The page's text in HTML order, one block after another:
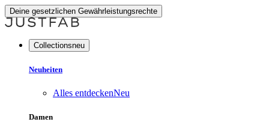
Deine gesetzlichen Gewährleistungsrechte
Collectionsneu
Neuheiten
Alles entdeckenNeu
Damen